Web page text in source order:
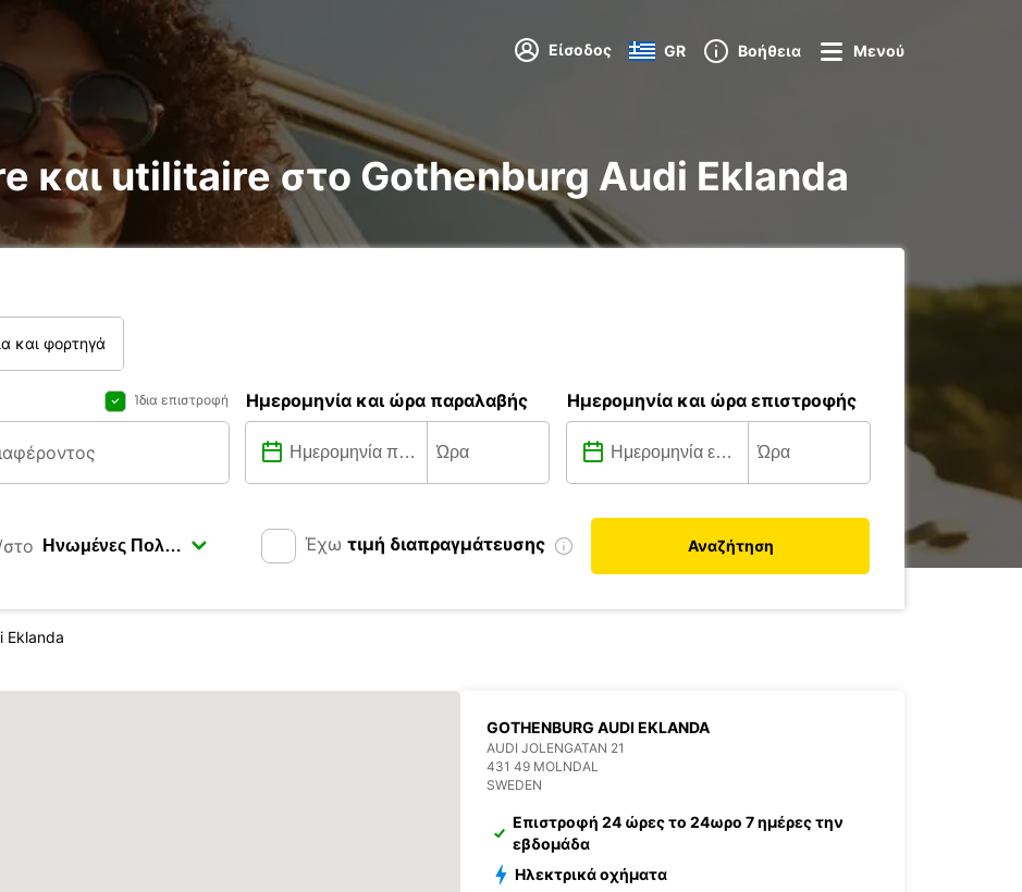
Είσοδος GR Βοήθεια Μενού
και utilitaire στο Gothenburg Audi Eklanda
και φορτηγά
Ίδια επιστροφή Ημερομηνία και ώρα παραλαβής Ημερομηνία και ώρα επιστροφής
Έχω τιμή διαπραγμάτευσης Αναζήτηση
Eklanda
GOTHENBURG AUDI EKLANDA
AUDI JOLENGATAN 21
431 49 MOLNDAL
SWEDEN
Επιστροφή 24 ώρες το 24ωρο 7 ημέρες την
εβδομάδα
Ηλεκτρικά οχήματα